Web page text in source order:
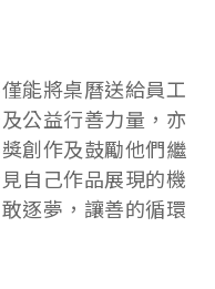
能將桌曆送給員工
公益行善力量，亦
創作及鼓勵他們繼
自己作品展現的機
逐夢，讓善的循環